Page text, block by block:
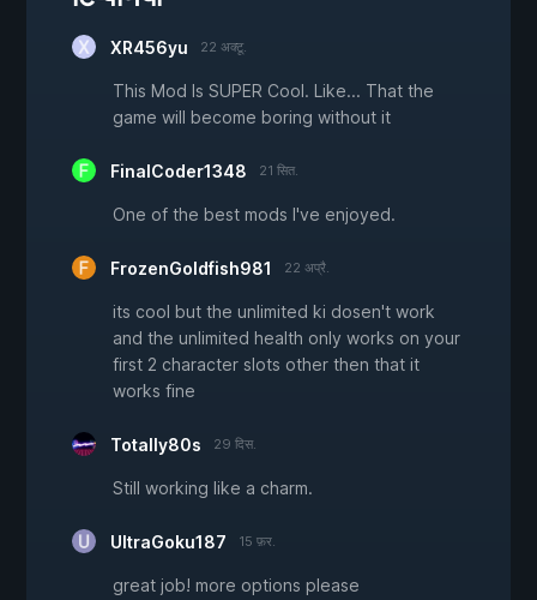
XR456yu 22 अक्टू.
This Mod Is SUPER Cool. Like... That the
game will become boring without it
FinalCoder1348 21 सित.
One of the best mods I've enjoyed.
FrozenGoldfish981 22 अप्रै.
its cool but the unlimited ki dosen't work
and the unlimited health only works on your
first 2 character slots other then that it
works fine
Totally80s 29 दिस.
Still working like a charm.
UltraGoku187 15 फ़र.
great job! more options please